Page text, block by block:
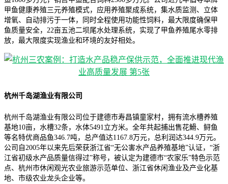
甲鱼健康养殖三元养殖模式，应用养殖聚成系统，集水质监测、立体
增氧、自动排污于一体，同时全程使用功能性饲料，最大限度确保甲
鱼质量安全，22亩五池二坝尾水处理系统，实现了甲鱼养殖尾水零排
放，最大限度实现渔业和环境的友好相处。
杭州千岛湖渔业有限公司
杭州千岛湖渔业有限公司位于建德市寿昌镇童家村，拥有流水槽养殖
基地10亩，水槽32条，水体5491立方米。全年共起捕出售花䱻、鲟鱼
等名特优商品鱼346.7吨，总产值达1167.8万元，总利润达344.9万元。
公司自2005年以来先后荣获浙江省“无公害水产品养殖基地”认证，“浙
江省初级水产品质量信得过”称号，被认定为建德市“农家乐”特色示范
点、杭州市休闲观光农业旅游示范单位、浙江省休闲渔业及产业化基
地、市级农业龙头企业等。